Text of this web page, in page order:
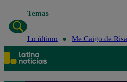
Temas
Lo último Me Caigo de Risa